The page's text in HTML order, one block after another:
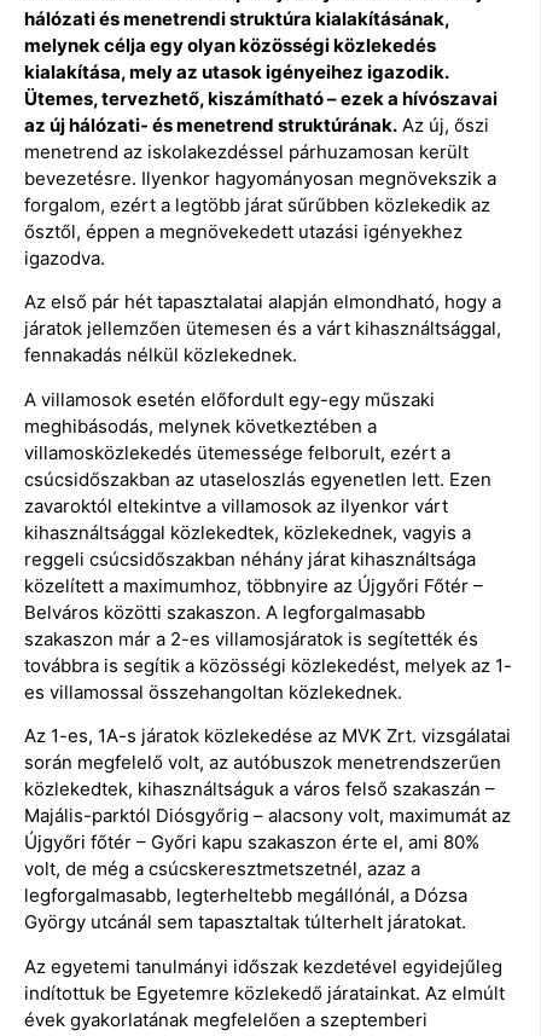
hálózati és menetrendi struktúra kialakításának,
melynek célja egy olyan közösségi közlekedés
kialakítása, mely az utasok igényeihez igazodik.
Ütemes, tervezhető, kiszámítható – ezek a hívószavai
az új hálózati- és menetrend struktúrának. Az új, őszi
menetrend az iskolakezdéssel párhuzamosan került
bevezetésre. Ilyenkor hagyományosan megnövekszik a
forgalom, ezért a legtöbb járat sűrűbben közlekedik az
ősztől, éppen a megnövekedett utazási igényekhez
igazodva.
Az első pár hét tapasztalatai alapján elmondható, hogy a
járatok jellemzően ütemesen és a várt kihasználtsággal,
fennakadás nélkül közlekednek.
A villamosok esetén előfordult egy-egy műszaki
meghibásodás, melynek következtében a
villamosközlekedés ütemessége felborult, ezért a
csúcsidőszakban az utaseloszlás egyenetlen lett. Ezen
zavaroktól eltekintve a villamosok az ilyenkor várt
kihasználtsággal közlekedtek, közlekednek, vagyis a
reggeli csúcsidőszakban néhány járat kihasználtsága
közelített a maximumhoz, többnyire az Újgyőri Főtér –
Belváros közötti szakaszon. A legforgalmasabb
szakaszon már a 2-es villamosjáratok is segítették és
továbbra is segítik a közösségi közlekedést, melyek az 1-
es villamossal összehangoltan közlekednek.
Az 1-es, 1A-s járatok közlekedése az MVK Zrt. vizsgálatai
során megfelelő volt, az autóbuszok menetrendszerűen
közlekedtek, kihasználtságuk a város felső szakaszán –
Majális-parktól Diósgyőrig – alacsony volt, maximumát az
Újgyőri főtér – Győri kapu szakaszon érte el, ami 80%
volt, de még a csúcskeresztmetszetnél, azaz a
legforgalmasabb, legterheltebb megállónál, a Dózsa
György utcánál sem tapasztaltak túlterhelt járatokat.
Az egyetemi tanulmányi időszak kezdetével egyidejűleg
indítottuk be Egyetemre közlekedő járatainkat. Az elmúlt
évek gyakorlatának megfelelően a szeptemberi